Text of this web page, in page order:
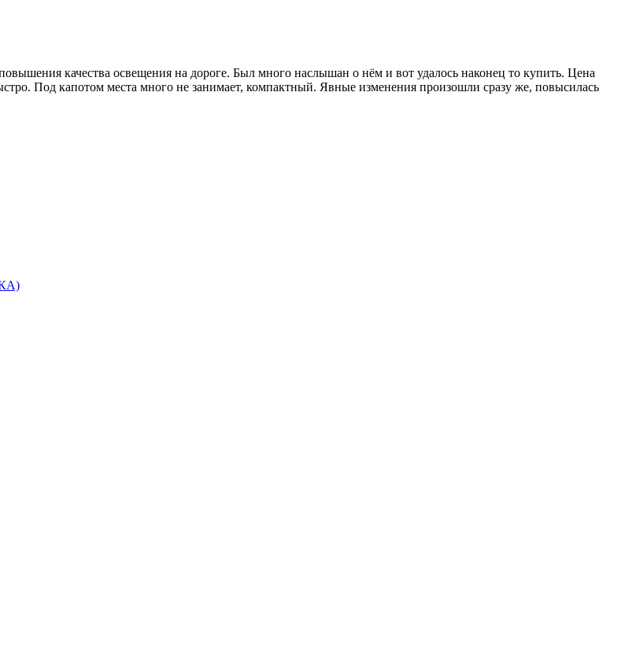
качества освещения на дороге. Был много наслышан о нём и вот удалось наконец то купить. Цена
Под капотом места много не занимает, компактный. Явные изменения произошли сразу же, повысилась